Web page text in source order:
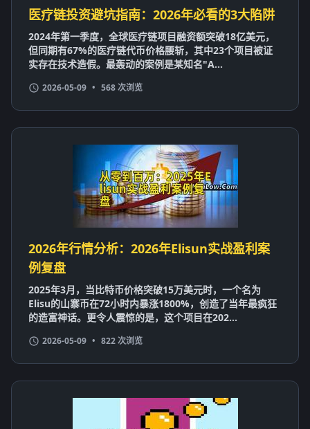
医疗链投资避坑指南：2026年必看的3大陷阱
2024年第一季度，全球医疗链项目融资额突破18亿美元，
但同期有67%的医疗链代币价格腰斩，其中23个项目被证
实存在技术造假。最轰动的案例是某知名"A...
2026-05-09 • 568 次浏览
2026年行情分析：2026年Elisun实战盈利案
例复盘
2025年3月，当比特币价格突破15万美元时，一个名为
Elisu的山寨币在72小时内暴涨1800%，创造了当年最疯狂
的造富神话。更令人震惊的是，这个项目在202...
2026-05-09 • 822 次浏览